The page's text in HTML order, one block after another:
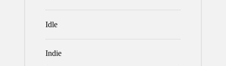
Idle
Indie